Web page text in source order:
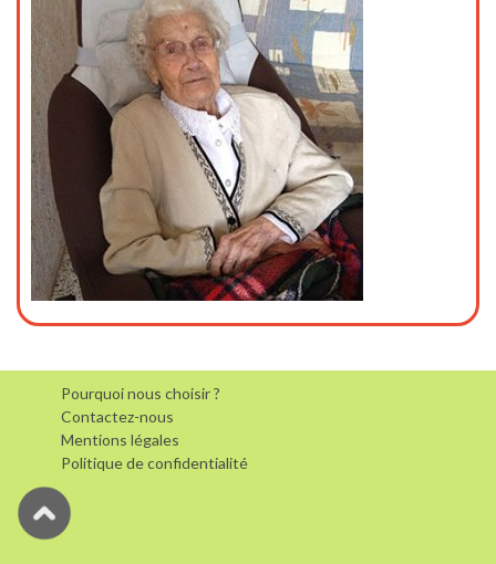
Pourquoi nous choisir ?
Contactez-nous
Mentions légales
Politique de confidentialité